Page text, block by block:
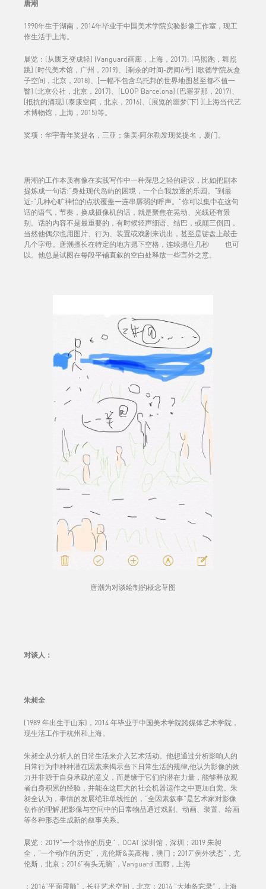
唐潮
1990年生于湖南，2014年毕业于中国美术学院实验影像工作室，现工
作生活于上海。
展览：[从匮乏变成轻] (Vanguard画廊，上海，2017); [马照跑，舞照
跳] (时代美术馆，广州，2019)、[剩余的时间-房间6号] (歌德学院灰盒
子空间，北京，2018)、[一幅不包含乌托邦的世界地图甚至都不值一
瞥] (北京公社，北京，2017)、[LOOP Barcelona] (巴塞罗那，2017)、
[抵抗的涌现] (泰康空间，北京，2016)、[展览的噩梦(下) ](上海当代艺
术博物馆，上海，2015)等。
奖项：华宇青年奖提名，三亚；集美·阿尔勒发现奖提名，厦门。
唐潮的工作本质有像在实践写作中一种深思之轻的建议，比如把剧本
提炼成一句话:“身处现代岛屿的困境，一个自我放逐的乐园。”到最
近:“几种心旷神怡的点状覆盖一连串孱弱的呼声。”你可以集中在这句
话的语气，节奏，换成摄像机的话，就是聚焦在晃动、光线还有景
别。话的内容不是最重要的，有时候轻声细语、结巴，或颠三倒四，
当然他偶尔也用图片、行为、装置或戏剧来说出，甚至是键盘上敲击
几个字母。唐潮擅长在特定的地方摁下空格，连续摁住几秒 也可
以。他总是试图在每段平铺直叙的空白处释放一些言外之意。
唐潮为对谈绘制的概念草图
对谈人 ：
朱昶全
(1989 年出生于山东)，2014 年毕业于中国美术学院跨媒体艺术学院，
现生活工作于杭州和上海。
朱昶全从分析人的日常生活来介入艺术活动。他想通过分析影响人的
日常行为中种种潜在因素来揭示当下日常生活的规律,他认为影像的效
力并非源于自身承载的意义，而是缘于它们的潜在力量，能够释放观
者自身积累的经验，并能在这巨大的社会机器运作之中更加自觉。朱
昶全认为，事情的发展绝非单线性的，“全因素叙事”是艺术家对影像
创作的理解,把影像与空间中的日常物品通过戏剧、动画、装置、绘画
等各种形态生成新的叙事关系。
展览：2019“一个动作的历史”，OCAT 深圳馆，深圳；2019 朱昶
全，“一个动作的历史”，尤伦斯&美高梅，澳⻔；2017“例外状态”，尤
伦斯，北京；2016“有头无脑”，Vanguard 画廊，上海
；2016“平面震颤”，⻓征艺术空间，北京；2014 “大地备忘录”，上海